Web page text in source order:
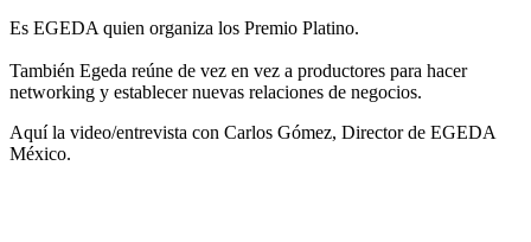
Es EGEDA quien organiza los Premio Platino.
También Egeda reúne de vez en vez a productores para hacer
networking y establecer nuevas relaciones de negocios.
Aquí la video/entrevista con Carlos Gómez, Director de EGEDA
México.